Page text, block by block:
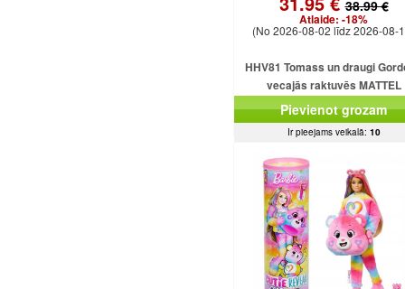
38.99 €
Atlaide: -18%
(No 2026-08-02 līdz 2026-08-
HHV81 Tomass un draugi
vecajās raktuvēs MATTEL
Pievienot grozam
Ir pieejams veikalā: 10